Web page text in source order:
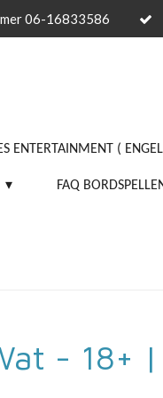
06-16833586
ENTERTAINMENT (
FAQ
- 18+ |